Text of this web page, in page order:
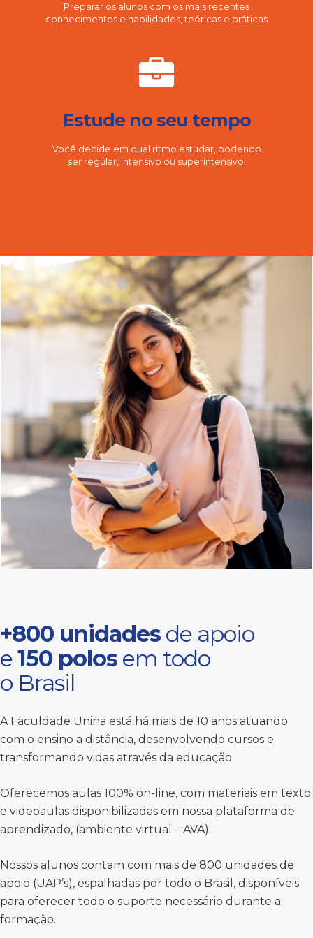
Preparar os alunos com os mais recentes
conhecimentos e habilidades, teóricas e práticas
Estude no seu tempo
Você decide em qual ritmo estudar, podendo
ser regular, intensivo ou superintensivo.
+800 unidades de apoio
e150 polos em todo
o Brasil
A Faculdade Unina está há mais de 10 anos atuando
com o ensino a distância, desenvolvendo cursos e
transformando vidas através da educação.
Oferecemos aulas 100% on-line, com materiais em texto
e videoaulas disponibilizadas em nossa plataforma de
aprendizado, (ambiente virtual – AVA).
Nossos alunos contam com mais de 800 unidades de
apoio (UAP’s), espalhadas por todo o Brasil, disponíveis
para oferecer todo o suporte necessário durante a
formação.